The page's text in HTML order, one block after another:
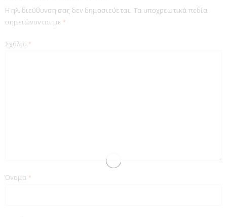
Η ηλ. διεύθυνση σας δεν δημοσιεύεται. Τα υποχρεωτικά πεδία
σημειώνονται με *
Σχόλιο *
Όνομα *